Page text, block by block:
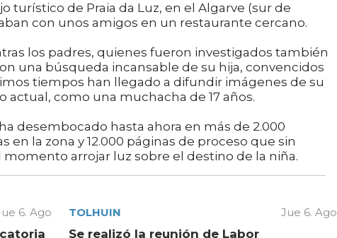
turístico de Praia da Luz, en el Algarve (sur de
con unos amigos en un restaurante cercano.
los padres, quienes fueron investigados también
una búsqueda incansable de su hija, convencidos
tiempos han llegado a difundir imágenes de su
actual, como una muchacha de 17 años.
desembocado hasta ahora en más de 2.000
en la zona y 12.000 páginas de proceso que sin
arrojar luz sobre el destino de la niña.
6. Ago TOLHUIN Jue 6. Ago
Se realizó la reunión de Labor